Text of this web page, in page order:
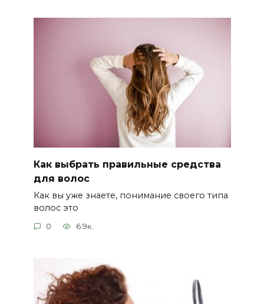
Как выбрать правильные средства
для волос
Как вы уже знаете, понимание своего типа
волос это
0 6.9к.